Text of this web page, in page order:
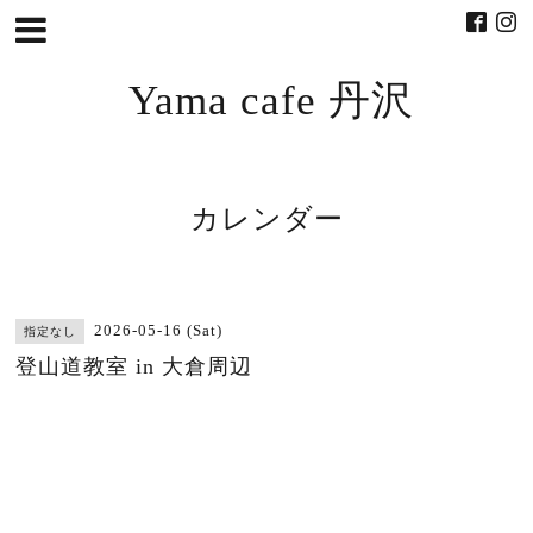
Yama cafe 丹沢
カレンダー
指定なし 2026-05-16 (Sat)
登山道教室 in 大倉周辺